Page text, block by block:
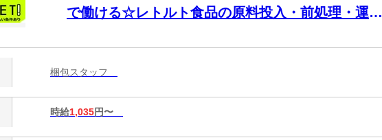
で働ける☆レトルト食品の原料投入・前処理・運搬/
梱包スタッフ
時給1,035円〜